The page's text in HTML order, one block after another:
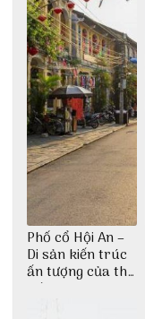
Phố cổ Hội An –
Di sản kiến trúc
ấn tượng của thế
giới